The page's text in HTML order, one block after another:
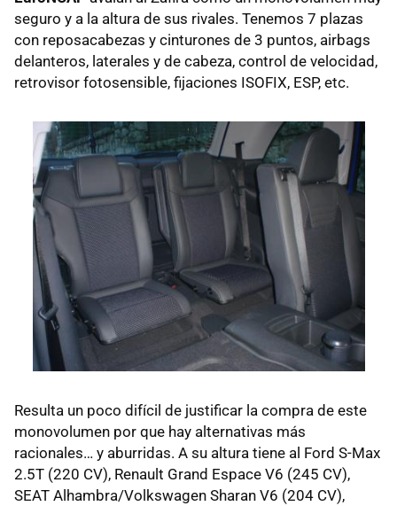
seguro y a la altura de sus rivales. Tenemos 7 plazas
con reposacabezas y cinturones de 3 puntos, airbags
delanteros, laterales y de cabeza, control de velocidad,
retrovisor fotosensible, fijaciones ISOFIX, ESP, etc.
Resulta un poco difícil de justificar la compra de este
monovolumen por que hay alternativas más
racionales… y aburridas. A su altura tiene al Ford S-Max
2.5T (220 CV), Renault Grand Espace V6 (245 CV),
SEAT Alhambra/Volkswagen Sharan V6 (204 CV),